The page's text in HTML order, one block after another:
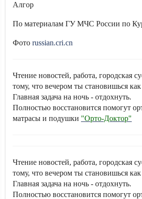
Алгор
По материалам ГУ МЧС России по
Фото russian.cri.cn
Чтение новостей, работа, городская
тому, что вечером ты становишься
Главная задача на ночь - отдохнуть.
Полностью восстановится помогут
матрасы и подушки "Орто-Доктор"
Чтение новостей, работа, городская
тому, что вечером ты становишься
Главная задача на ночь - отдохнуть.
Полностью восстановится помогут